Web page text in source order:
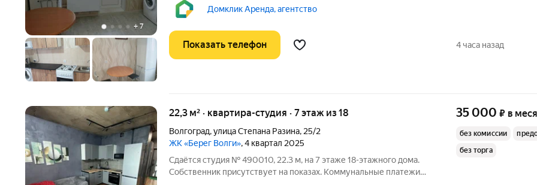
+7
оплачиваются отдельно. По условиям проживания: можно с
детьми, можно с питомцами.
Домклик Аренда, агентство
Показать телефон 4 часа назад
22,3 м² · квартира-студия · 7 этаж из 18
Волгоград,улица Степана Разина, 25/2
ЖК «Берег Волги», 4 квартал 2025
Сдаётся студия № 490010, 22.3 м, на 7 этаже 18-этажного дома.
Собственник присутствует на показах. Коммунальные платежи
35 000 ₽ в
без комиссии
без торга